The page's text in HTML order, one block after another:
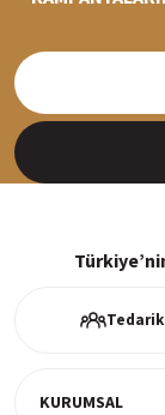
Siparişleriniz en
KURUMSAL